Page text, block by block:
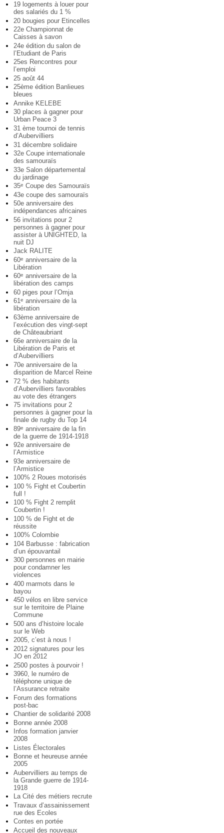
19 logements à louer pour
des salariés du 1 %
20 bougies pour Etincelles
22e Championnat de
Caisses à savon
24e édition du salon de
l’Etudiant de Paris
25es Rencontres pour
l’emploi
25 août 44
25ème édition Banlieues
bleues
Annike KELEBE
30 places à gagner pour
Urban Peace 3
31 ème tournoi de tennis
d’Aubervilliers
31 décembre solidaire
32e Coupe internationale
des samouraïs
33e Salon départemental
du jardinage
35e Coupe des Samouraïs
43e coupe des samouraïs
50e anniversaire des
indépendances africaines
56 invitations pour 2
personnes à gagner pour
assister à UNIGHTED, la
nuit DJ
Jack RALITE
60e anniversaire de la
Libération
60e anniversaire de la
libération des camps
60 piges pour l’Omja
61e anniversaire de la
libération
63ème anniversaire de
l’exécution des vingt-sept
de Châteaubriant
66e anniversaire de la
Libération de Paris et
d’Aubervilliers
70e anniversaire de la
disparition de Marcel Reine
72 % des habitants
d’Aubervilliers favorables
au vote des étrangers
75 invitations pour 2
personnes à gagner pour la
finale de rugby du Top 14
89e anniversaire de la fin
de la guerre de 1914-1918
92e anniversaire de
l’Armistice
93e anniversaire de
l’Armistice
100% 2 Roues motorisés
100 % Fight et Coubertin
full !
100 % Fight 2 remplit
Coubertin !
100 % de Fight et de
réussite
100% Colombie
104 Barbusse : fabrication
d’un épouvantail
300 personnes en mairie
pour condamner les
violences
400 marmots dans le
bayou
450 vélos en libre service
sur le territoire de Plaine
Commune
500 ans d’histoire locale
sur le Web
2005, c’est à nous !
2012 signatures pour les
JO en 2012
2500 postes à pourvoir !
3960, le numéro de
téléphone unique de
l’Assurance retraite
Forum des formations
post-bac
Chantier de solidarité 2008
Bonne année 2008
Infos formation janvier
2008
Listes Électorales
Bonne et heureuse année
2005
Aubervilliers au temps de
la Grande guerre de 1914-
1918
La Cité des métiers recrute
Travaux d’assainissement
rue des Ecoles
Contes en portée
Accueil des nouveaux